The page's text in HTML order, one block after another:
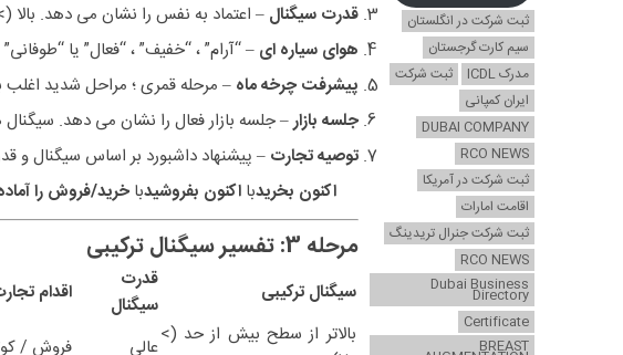
قدرت سیگنال – اعتماد به نفس را نشان می دهد. بالا (> 70 ٪) = سیگنال قوی ؛ کم (<40 ٪) = سیگنال
هوای سیاره ای – “آرام” ، “خفیف” ، “فعال” یا
پیشرفت چرخه ماه– مرحله قمری ؛ مراحل شدید اغلب
جلسه بازار– جلسه بازار فعال را نشان می دهد. سیگنال
توصیه تجارت– پیشنهاد داشبورد بر اساس سیگنال و
اکنون بخریدبااکنون بفروشیدباخرید/فروش را
مرحله 3: تفسیر سیگنال ترکیبی
سیگنال ترکیبی
قدرت
سیگنال
اقدام
بالاتر از سطح بیش از حد (>عالی فروش /
ثبت شرکت در انگلستان
سیم کارت گرجستان
مدرک ICDL
ثبت شرکت
ایران کمپانی
DUBAI COMPANY
RCO NEWS
ثبت شرکت در آمریکا
اقامت امارات
ثبت شرکت جنرال تریدینگ
RCO NEWS
Dubai Business
Directory
Certificate
BREAST